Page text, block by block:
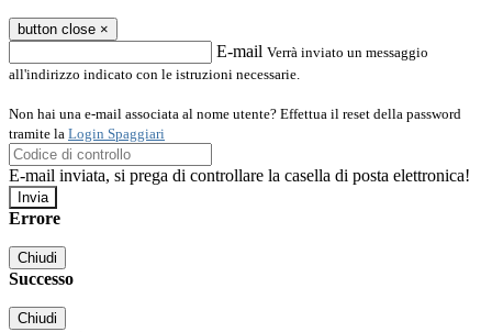
button close ×
E-mail Verrà inviato un messaggio
all'indirizzo indicato con le istruzioni necessarie.
Non hai una e-mail associata al nome utente? Effettua il reset della password
tramite la Login Spaggiari
E-mail inviata, si prega di controllare la casella di posta elettronica!
Errore
Chiudi
Successo
Chiudi